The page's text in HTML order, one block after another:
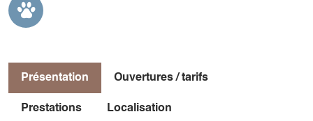
Présentation Ouvertures / tarifs
Prestations Localisation